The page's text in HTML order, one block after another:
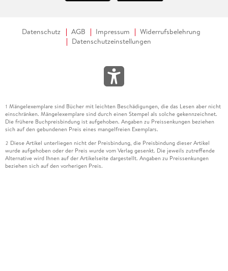
Datenschutz AGB Impressum
Widerrufsbelehrung
Datenschutzeinstellungen
1 Mängelexemplare sind Bücher mit leichten Beschädigungen, die das Lesen aber nicht
einschränken. Mängelexemplare sind durch einen Stempel als solche gekennzeichnet.
Die frühere Buchpreisbindung ist aufgehoben. Angaben zu Preissenkungen beziehen
sich auf den gebundenen Preis eines mangelfreien Exemplars.
2 Diese Artikel unterliegen nicht der Preisbindung, die Preisbindung dieser Artikel
wurde aufgehoben oder der Preis wurde vom Verlag gesenkt. Die jeweils zutreffende
Alternative wird Ihnen auf der Artikelseite dargestellt. Angaben zu Preissenkungen
beziehen sich auf den vorherigen Preis.